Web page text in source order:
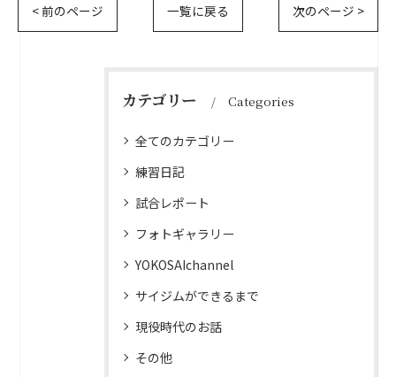
< 前のページ 一覧に戻る 次のページ >
カテゴリー Categories
全てのカテゴリー
練習日記
試合レポート
フォトギャラリー
YOKOSAIchannel
サイジムができるまで
現役時代のお話
その他